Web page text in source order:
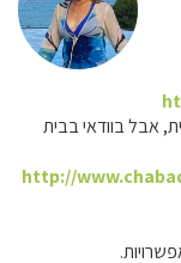
אבל בוודאי בבית
http://